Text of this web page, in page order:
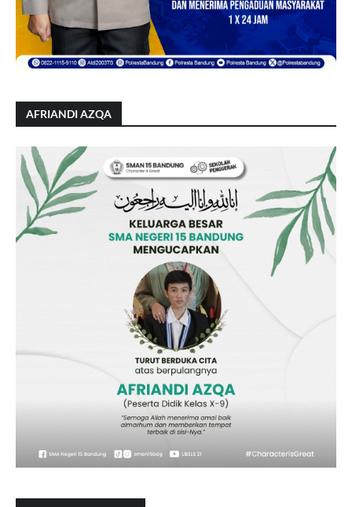
AFRIANDI AZQA